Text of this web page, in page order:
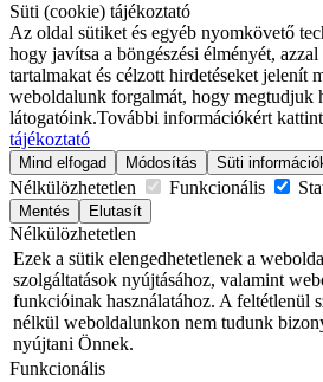
Süti (cookie) tájékoztató
Az oldal sütiket és egyéb nyomkövető
hogy javítsa a böngészési élményét,
tartalmakat és célzott hirdetéseket jelenít
weboldalunk forgalmát, hogy megtudjuk
látogatóink.További információkért
tájékoztató
Mind elfogad Módosítás Süti
Nélkülözhetetlen Funkcionális
Mentés Elutasít
Nélkülözhetetlen
Ezek a sütik elengedhetetlenek a
szolgáltatások nyújtásához, valamint
funkcióinak használatához. A feltétlenül
nélkül weboldalunkon nem tudunk
nyújtani Önnek.
Funkcionális